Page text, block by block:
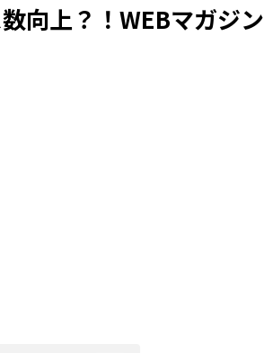
向上？！WEBマガジン